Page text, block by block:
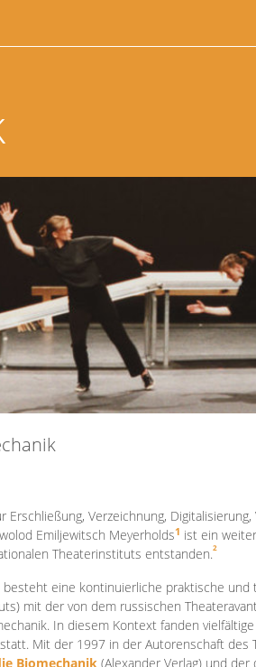
Erschließung, Verzeichnung,
Emiljewitsch Meyerholds1 ist ein
Theaterinstituts entstanden.2
besteht eine kontinuierliche praktische
mit der von dem russischen
In diesem Kontext fanden
Mit der 1997 in der Autorenschaft des
Biomechanik (Alexander Verlag) und